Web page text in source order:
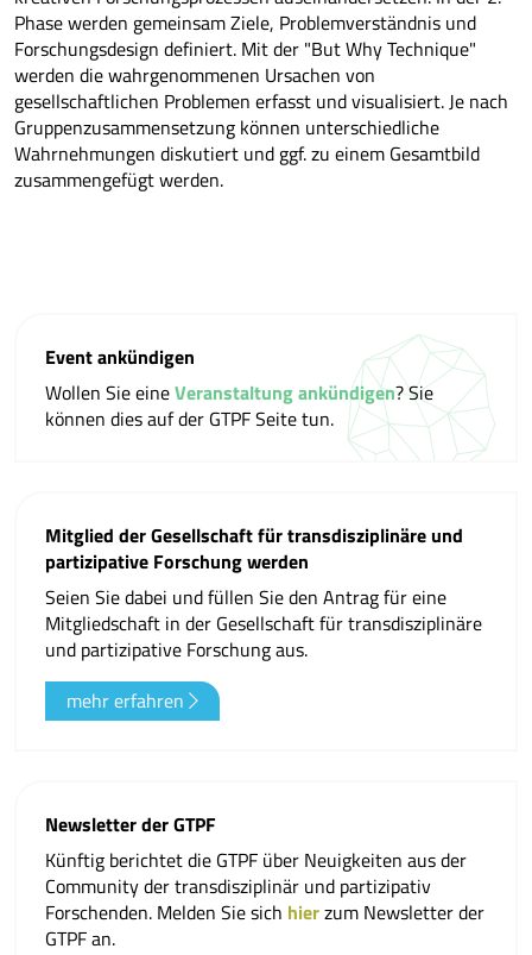
Phase werden gemeinsam Ziele, Problemverständnis und
Forschungsdesign definiert. Mit der "But Why Technique"
werden die wahrgenommenen Ursachen von
gesellschaftlichen Problemen erfasst und visualisiert. Je nach
Gruppenzusammensetzung können unterschiedliche
Wahrnehmungen diskutiert und ggf. zu einem Gesamtbild
zusammengefügt werden.
Event ankündigen
Wollen Sie eineVeranstaltung ankündigen? Sie
können dies auf der GTPF Seite tun.
Mitglied der Gesellschaft für transdisziplinäre und
partizipative Forschung werden
Seien Sie dabei und füllen Sie den Antrag für eine
Mitgliedschaft in der Gesellschaft für transdisziplinäre
und partizipative Forschung aus.
mehr erfahren
Newsletter der GTPF
Künftig berichtet die GTPF über Neuigkeiten aus der
Community der transdisziplinär und partizipativ
Forschenden. Melden Sie sich hierzum Newsletter der
GTPF an.